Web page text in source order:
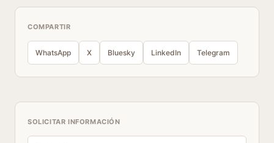
COMPARTIR
WhatsApp X Bluesky LinkedIn Telegram
SOLICITAR INFORMACIÓN